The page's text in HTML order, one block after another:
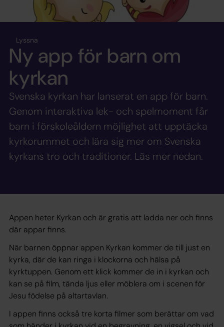
Lyssna
Ny app för barn om
kyrkan
Svenska kyrkan har lanserat en app för barn.
Genom interaktiva lek- och spelmoment får
barn i förskoleåldern möjlighet att upptäcka
kyrkorummet och lära sig mer om Svenska
kyrkans tro och traditioner. Läs mer nedan.
Appen heter Kyrkan och är gratis att ladda ner och finns
där appar finns.
När barnen öppnar appen Kyrkan kommer de till just en
kyrka, där de kan ringa i klockorna och hälsa på
kyrktuppen. Genom ett klick kommer de in i kyrkan och
kan se på film, tända ljus eller möblera om i scenen för
Jesu födelse på altartavlan.
I appen finns också tre korta filmer som berättar om vad